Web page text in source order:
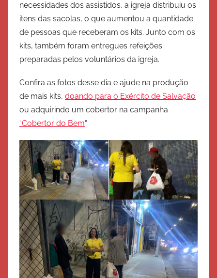
o
d
e
S
a
v
a
ç
necessidades dos assistidos, a igreja distribuiu os
itens das sacolas, o que aumentou a quantidade
de pessoas que receberam os kits. Junto com os
kits, também foram entregues refeições
preparadas pelos voluntários da igreja.
Confira as fotos desse dia e ajude na produção
de mais kits, doando para o Exército de Salvação
ou adquirindo um cobertor na campanha
“Cobertor do Bem“.